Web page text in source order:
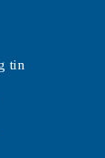
tin